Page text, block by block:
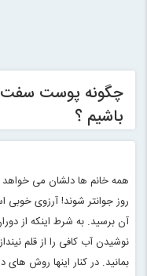
چگونه پوست سفت
باشیم ؟
همه خانم ها دلشان می
روز جوانتر شوند! آرزوی
آن برسید. به شرط اینکه از
نوشیدن آب کافی را از قلم
بمانید. در کنار اینها روش